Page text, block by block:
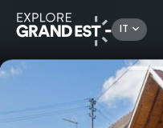
IT
Case vacanza